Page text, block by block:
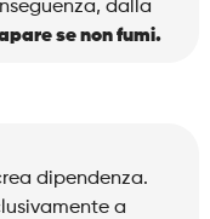
dalla
se non fumi.
dipendenza.
a